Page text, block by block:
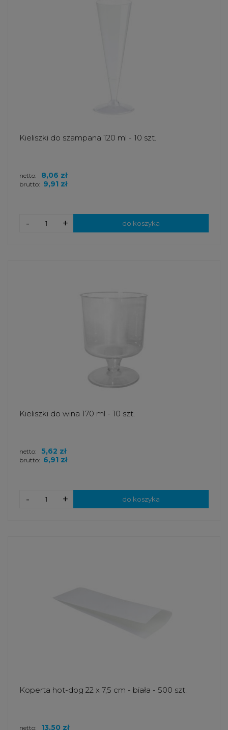
Kieliszki do szampana 120 ml - 10 szt.
brutto: 9,91 zł
netto: 8,06 zł
+
- do koszyka
Kieliszki do wina 170 ml - 10 szt.
brutto: 6,91 zł
netto: 5,62 zł
+
- do koszyka
Koperta hot-dog 22 x 7,5 cm - biała - 500 szt.
netto: 13,50 zł